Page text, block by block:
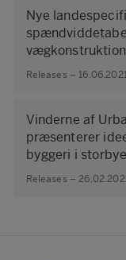
Nye
Releases –
Vinderne af
præsenterer
byggeri i
Releases –